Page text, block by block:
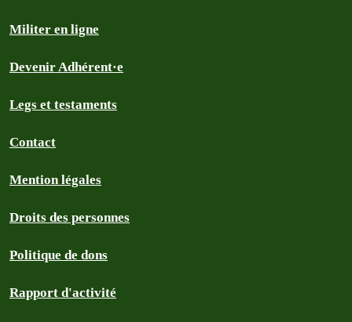
Militer en ligne
Devenir Adhérent·e
Legs et testaments
Contact
Mention légales
Droits des personnes
Politique de dons
Rapport d'activité